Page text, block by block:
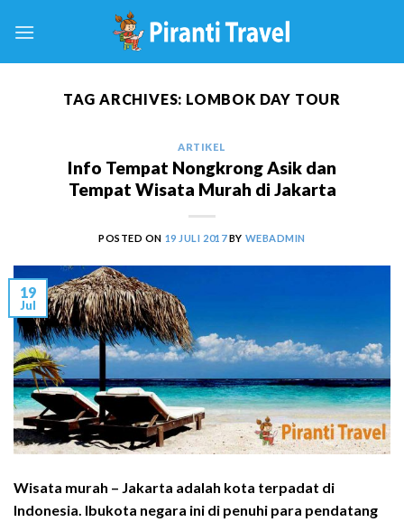
TAG ARCHIVES: LOMBOK DAY TOUR
ARTIKEL
Info Tempat Nongkrong Asik dan
Tempat Wisata Murah di Jakarta
POSTED ON 19 JULI 2017BY WEBADMIN
19
Jul
Wisata murah – Jakarta adalah kota terpadat di
Indonesia. Ibukota negara ini di penuhi para pendatang